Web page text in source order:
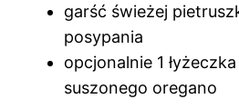
garść świeżej
posypania
opcjonalnie 1
suszonego oregano